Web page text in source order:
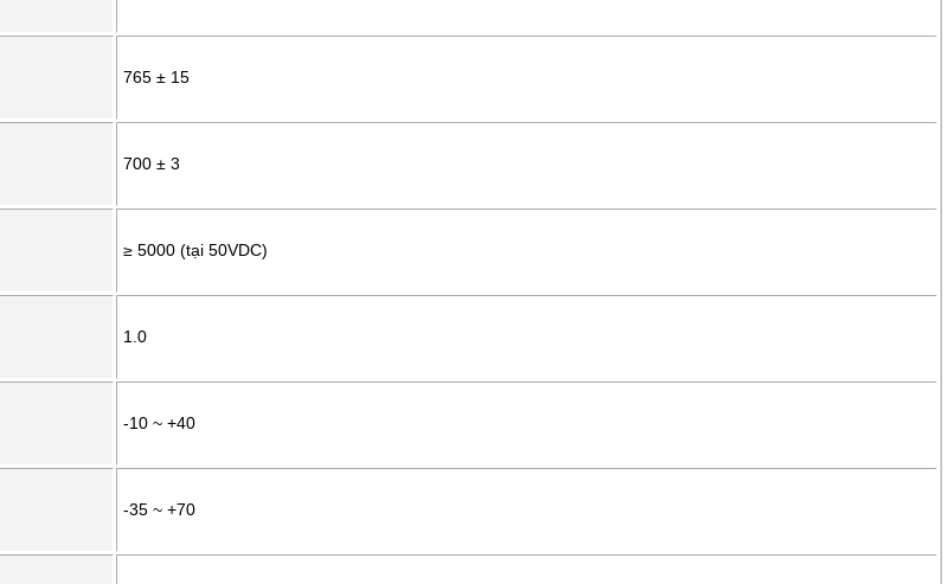
765 ± 15
700 ± 3
≥ 5000 (tại 50VDC)
1.0
-10 ~ +40
-35 ~ +70